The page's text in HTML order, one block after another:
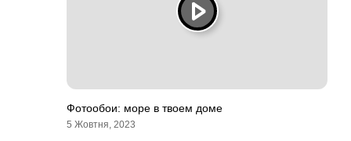
Фотообои: море в твоем доме
5 Жовтня, 2023